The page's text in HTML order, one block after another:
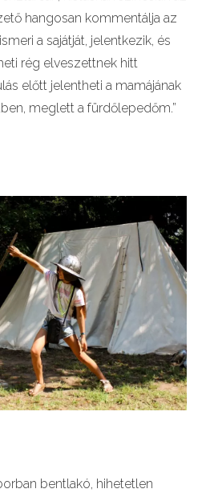
hangosan kommentálja az
a sajátját, jelentkezik, és
rég elveszettnek hitt
előtt jelentheti a mamájának
meglett a fürdőlepedőm.”
bentlakó, hihetetlen